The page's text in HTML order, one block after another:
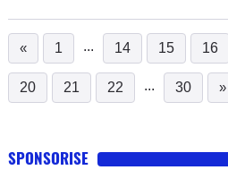
« 1 ... 14 15 16
20 21 22 ... 30 »
SPONSORISE